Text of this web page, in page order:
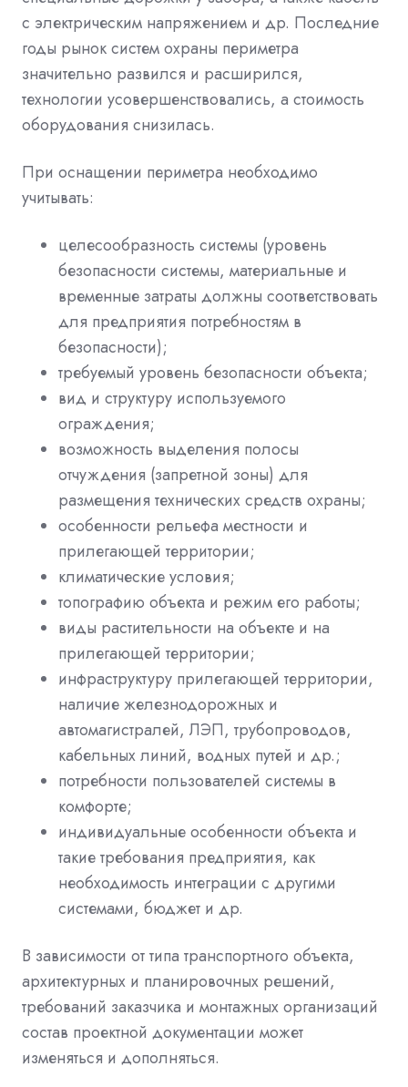
с электрическим напряжением и др. Последние
годы рынок систем охраны периметра
значительно развился и расширился,
технологии усовершенствовались, а стоимость
оборудования снизилась.
При оснащении периметра необходимо
учитывать:
целесообразность системы (уровень
безопасности системы, материальные и
временные затраты должны соответствовать
для предприятия потребностям в
безопасности);
требуемый уровень безопасности объекта;
вид и структуру используемого
ограждения;
возможность выделения полосы
отчуждения (запретной зоны) для
размещения технических средств охраны;
особенности рельефа местности и
прилегающей территории;
климатические условия;
топографию объекта и режим его работы;
виды растительности на объекте и на
прилегающей территории;
инфраструктуру прилегающей территории,
наличие железнодорожных и
автомагистралей, ЛЭП, трубопроводов,
кабельных линий, водных путей и др.;
потребности пользователей системы в
комфорте;
индивидуальные особенности объекта и
такие требования предприятия, как
необходимость интеграции с другими
системами, бюджет и др.
В зависимости от типа транспортного объекта,
архитектурных и планировочных решений,
требований заказчика и монтажных организаций
состав проектной документации может
изменяться и дополняться.